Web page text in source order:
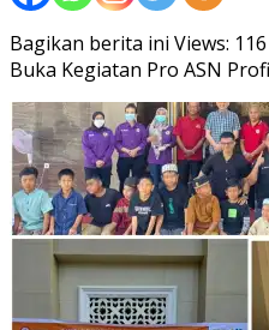
Bagikan berita ini Views:
Buka Kegiatan Pro ASN